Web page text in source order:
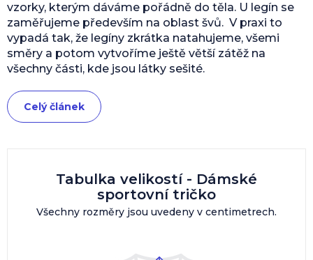
Tabulka velikostí - Dámské
sportovní tričko
Všechny rozměry jsou uvedeny v centimetrech.
vzorky, kterým dáváme pořádně do těla. U legín se
zaměřujeme především na oblast švů. V praxi to
vypadá tak, že legíny zkrátka natahujeme, všemi
směry a potom vytvoříme ještě větší zátěž na
všechny části, kde jsou látky sešité.
Celý článek